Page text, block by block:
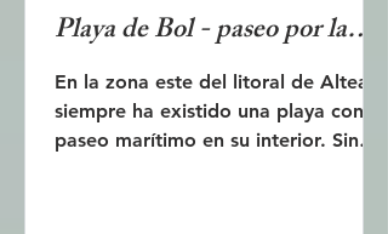
Playa de Bol - paseo por la
costa
En la zona este del litoral de Altea
siempre ha existido una playa con
paseo marítimo en su interior. Sin